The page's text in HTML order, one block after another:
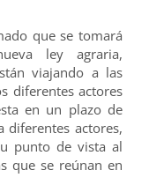
que se tomará
ley agraria,
viajando a las
diferentes actores
en un plazo de
diferentes actores,
punto de vista al
que se reúnan en